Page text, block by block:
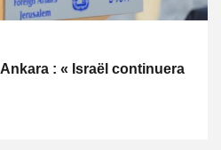
: « Israël continuera